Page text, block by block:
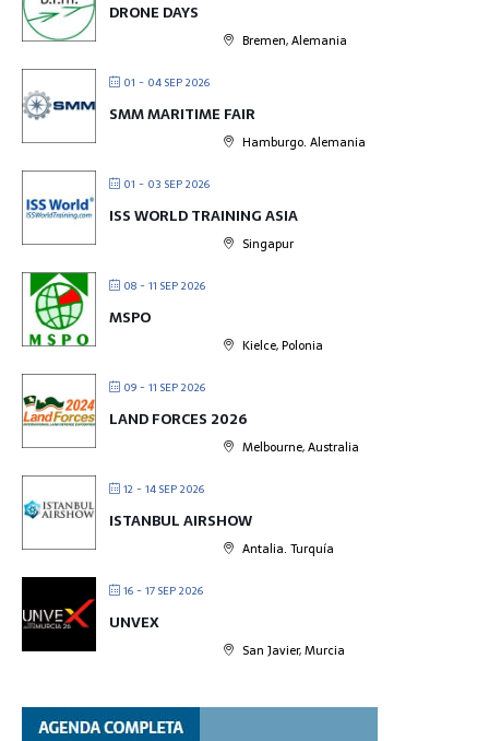
DRONE DAYS
Bremen, Alemania
01 - 04 SEP 2026
SMM MARITIME FAIR
Hamburgo. Alemania
01 - 03 SEP 2026
ISS WORLD TRAINING ASIA
Singapur
08 - 11 SEP 2026
MSPO
Kielce, Polonia
09 - 11 SEP 2026
LAND FORCES 2026
Melbourne, Australia
12 - 14 SEP 2026
ISTANBUL AIRSHOW
Antalia. Turquía
16 - 17 SEP 2026
UNVEX
San Javier, Murcia